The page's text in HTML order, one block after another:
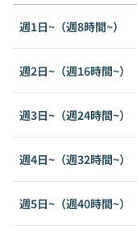
週1日~（週8時間~）
週2日~（週16時間~）
週3日~（週24時間~）
週4日~（週32時間~）
週5日~（週40時間~）